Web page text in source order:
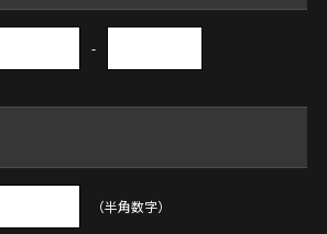
-
（半角数字）